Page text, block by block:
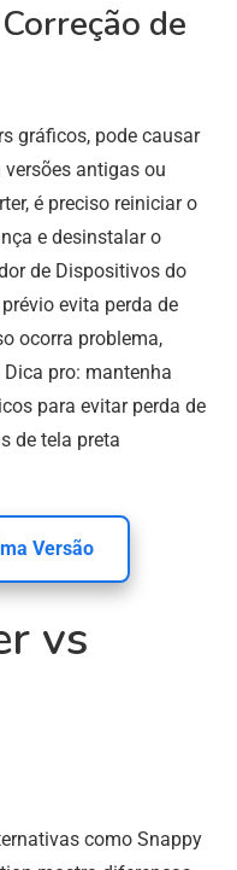
de
gráficos, pode causar
antigas ou
é preciso reiniciar o
e desinstalar o
de Dispositivos do
evita perda de
ocorra problema,
pro: mantenha
para evitar perda de
de tela preta
Versão
vs
como Snappy